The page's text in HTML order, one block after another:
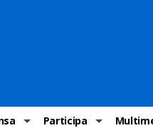
Participa